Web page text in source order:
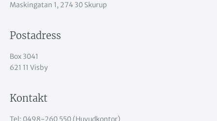
Maskingatan 1, 274 30 Skurup
Postadress
Box 3041
621 11 Visby
Kontakt
Tel: 0498-260 550 (Huvudkontor)